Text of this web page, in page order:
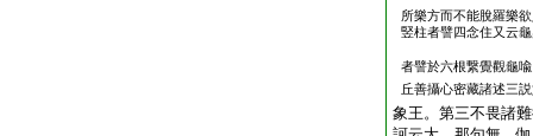
所樂方而不能脫羅樂
竪柱者譬四念住又云
者譬於六根繋覺觀龜
丘善攝心密藏諸述三
象王。第三不畏諸